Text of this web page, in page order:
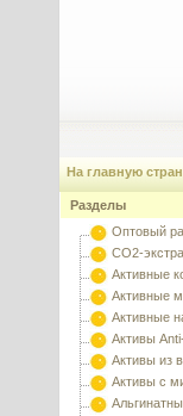
На главную
Разделы
Оптовый
CO2-
Активные
Активные
Активные
Активы
Активы из
Активы с